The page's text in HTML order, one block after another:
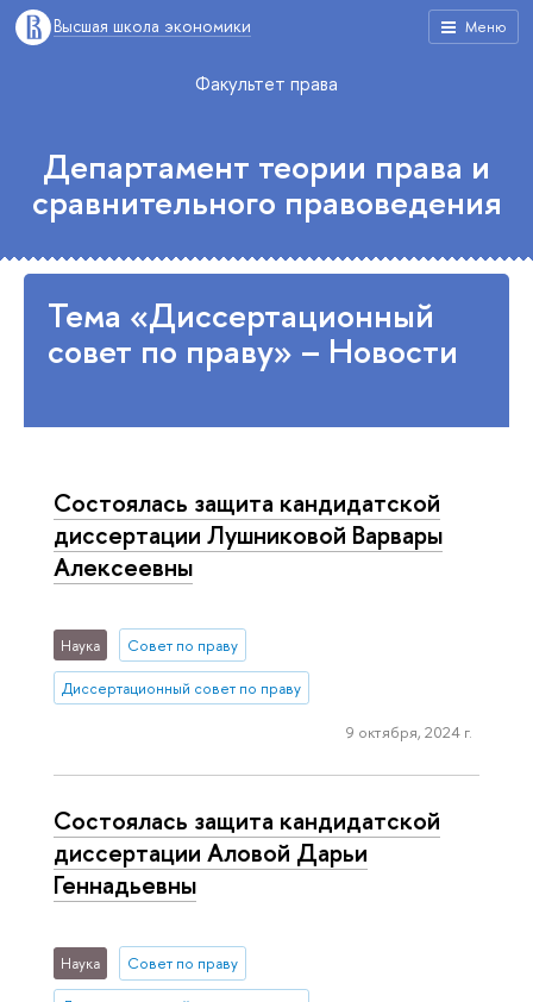
Меню
Высшая школа экономики
Факультет права
Департамент теории права и
сравнительного правоведения
Тема «Диссертационный
совет по праву» – Новости
Состоялась защита кандидатской
диссертации Лушниковой Варвары
Алексеевны
Наука Совет по праву
Диссертационный совет по праву
9 октября, 2024 г.
Состоялась защита кандидатской
диссертации Аловой Дарьи
Геннадьевны
Наука Совет по праву